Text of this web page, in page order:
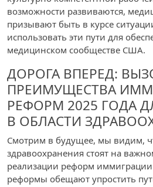
возможности развиваются,
призывают быть в курсе
использовать эти пути для
медицинском сообществе США.
ДОРОГА ВПЕРЕД:
ПРЕИМУЩЕСТВА
РЕФОРМ 2025 ГОДА
В ОБЛАСТИ
Смотрим в будущее, мы видим,
здравоохранения стоят на
реализации реформ иммиграции
реформы обещают упростить